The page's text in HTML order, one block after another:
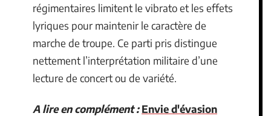
régimentaires limitent le vibrato et les effets
lyriques pour maintenir le caractère de
marche de troupe. Ce parti pris distingue
nettement l’interprétation militaire d’une
lecture de concert ou de variété.
A lire en complément : Envie d'évasion